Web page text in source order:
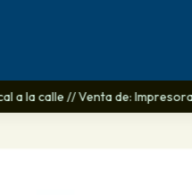
calle // Venta de: